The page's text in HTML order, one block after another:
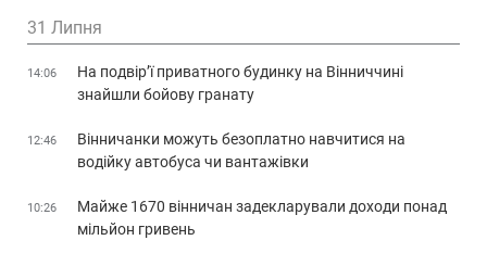
31 Липня
14:06
На подвір’ї приватного будинку на Вінниччині
знайшли бойову гранату
12:46
Вінничанки можуть безоплатно навчитися на
водійку автобуса чи вантажівки
10:26
Майже 1670 вінничан задекларували доходи понад
мільйон гривень